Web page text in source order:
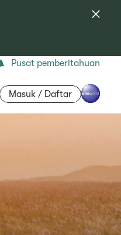
Pusat pemberitahuan
Masuk / Daftar